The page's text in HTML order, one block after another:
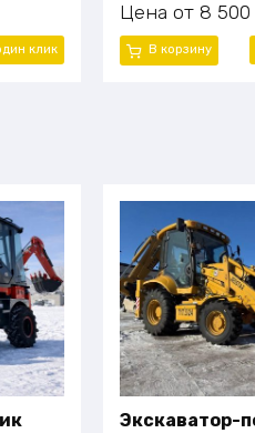
клик
Цена 8 500
В корзину
Экскаватор-